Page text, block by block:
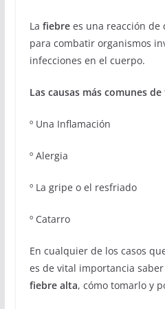
La fiebrees una reacción de
para combatir organismos
infecciones en el cuerpo.
Las causas más comunes
º Una Inflamación
º Alergia
º La gripe o el resfriado
º Catarro
En cualquier de los casos
es de vital importancia saber
fiebre alta, cómo tomarlo y